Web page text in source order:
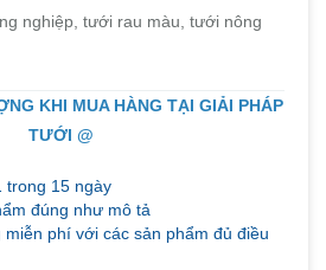
nghiệp, tưới rau màu, tưới nông
KHI MUA HÀNG TẠI GIẢI PHÁP
TƯỚI @
trong 15 ngày
đúng như mô tả
miễn phí với các sản phẩm đủ điều